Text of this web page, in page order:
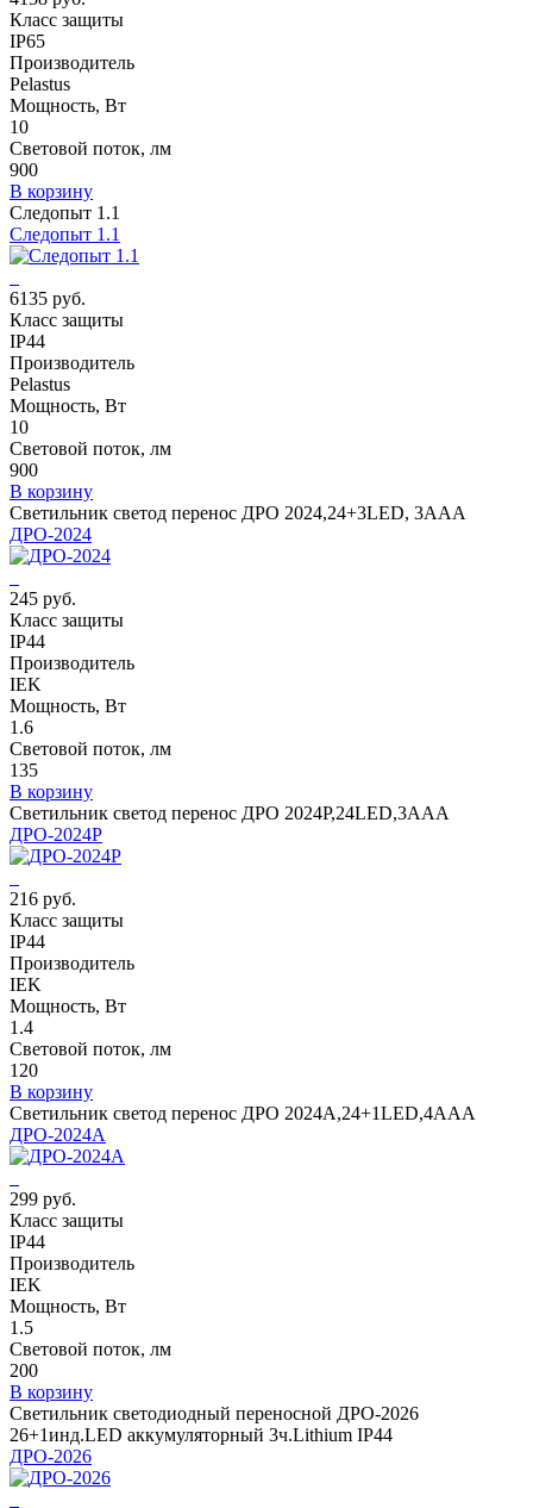
Класс защиты
IP65
Производитель
Pelastus
Мощность, Вт
10
Световой поток, лм
900
В корзину
Следопыт 1.1
Следопыт 1.1
6135 руб.
Класс защиты
IP44
Производитель
Pelastus
Мощность, Вт
10
Световой поток, лм
900
В корзину
Светильник светод перенос ДРО 2024,24+3LED, 3ААА
ДРО-2024
245 руб.
Класс защиты
IP44
Производитель
IEK
Мощность, Вт
1.6
Световой поток, лм
135
В корзину
Светильник светод перенос ДРО 2024Р,24LED,3ААA
ДРО-2024Р
216 руб.
Класс защиты
IP44
Производитель
IEK
Мощность, Вт
1.4
Световой поток, лм
120
В корзину
Светильник светод перенос ДРО 2024А,24+1LED,4AAA
ДРО-2024А
299 руб.
Класс защиты
IP44
Производитель
IEK
Мощность, Вт
1.5
Световой поток, лм
200
В корзину
Светильник светодиодный переносной ДРО-2026
26+1инд.LED аккумуляторный 3ч.Lithium IP44
ДРО-2026